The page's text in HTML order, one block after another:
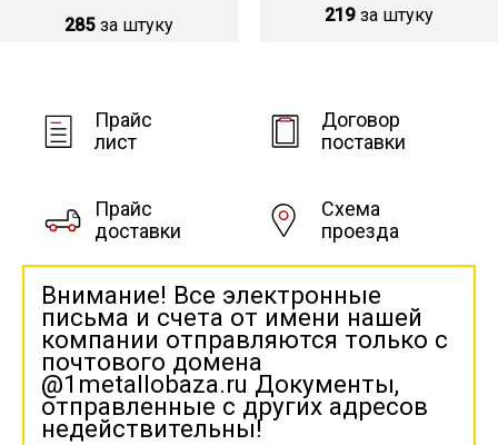
285 за штуку 219 за штуку
Прайс
лист
Договор
поставки
Прайс
доставки
Схема
проезда
Внимание! Все электронные
письма и счета от имени нашей
компании отправляются только с
почтового домена
@1metallobaza.ru Документы,
отправленные с других адресов
недействительны!